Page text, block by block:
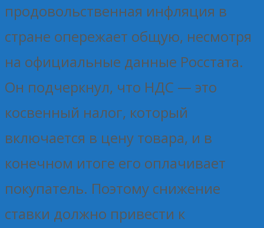
продовольственная инфляция в
стране опережает общую, несмотря
на официальные данные Росстата.
Он подчеркнул, что НДС — это
косвенный налог, который
включается в цену товара, и в
конечном итоге его оплачивает
покупатель. Поэтому снижение
ставки должно привести к